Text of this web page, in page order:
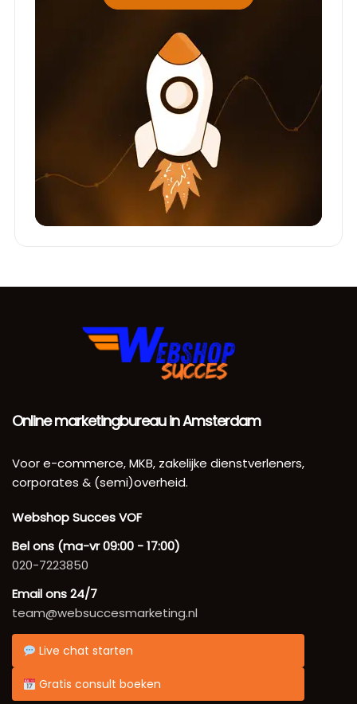
Online marketingbureau in Amsterdam
Voor e-commerce, MKB, zakelijke dienstverleners,
corporates & (semi)overheid.
Webshop Succes VOF
Bel ons (ma-vr 09:00 - 17:00)
020-7223850
Email ons 24/7
team@websuccesmarketing.nl
Live chat starten
Gratis consult boeken